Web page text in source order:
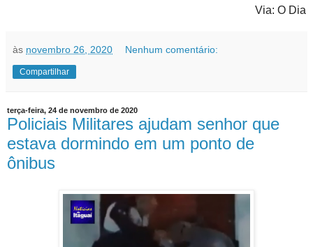
Via: O Dia
às novembro 26, 2020 Nenhum comentário:
Compartilhar
terça-feira, 24 de novembro de 2020
Policiais Militares ajudam senhor que
estava dormindo em um ponto de
ônibus